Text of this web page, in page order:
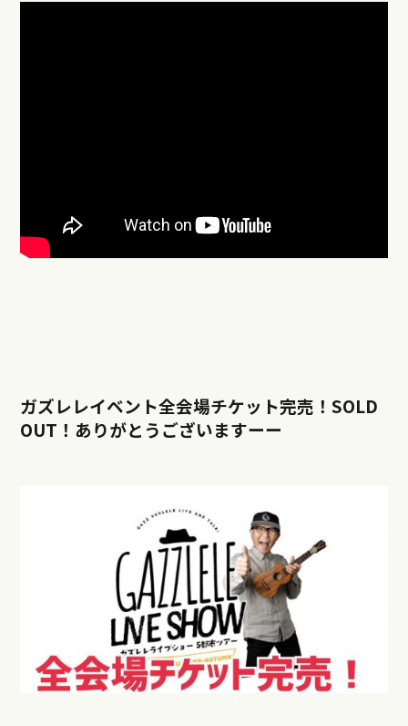
ガズレレイベント全会場チケット完売！SOLD
OUT！ありがとうございますーー